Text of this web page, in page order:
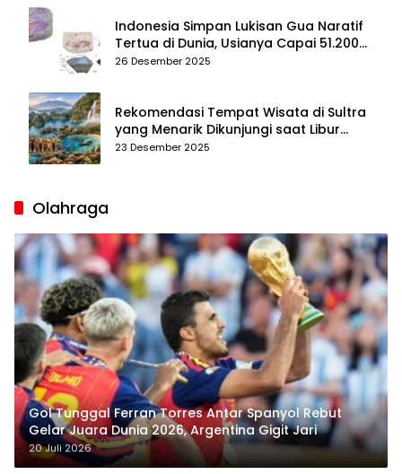
Indonesia Simpan Lukisan Gua Naratif
Tertua di Dunia, Usianya Capai 51.200
Tahun
26 Desember 2025
Rekomendasi Tempat Wisata di Sultra
yang Menarik Dikunjungi saat Libur
Tahun Baru 2026
23 Desember 2025
Olahraga
Gol Tunggal Ferran Torres Antar Spanyol Rebut
Gelar Juara Dunia 2026, Argentina Gigit Jari
20 Juli 2026